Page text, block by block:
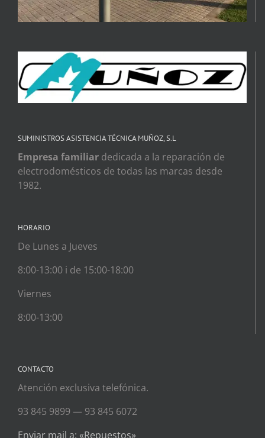
SUMINISTROS ASISTENCIA TÉCNICA MUÑOZ, S.L
Empresa familiar dedicada a la reparación de
electrodomésticos de todas las marcas desde
1982.
HORARIO
De Lunes a Jueves
8:00-13:00 i de 15:00-18:00
Viernes
8:00-13:00
CONTACTO
Atención exclusiva telefónica.
93 845 9899 — 93 845 6072
Enviar mail a: «Repuestos»